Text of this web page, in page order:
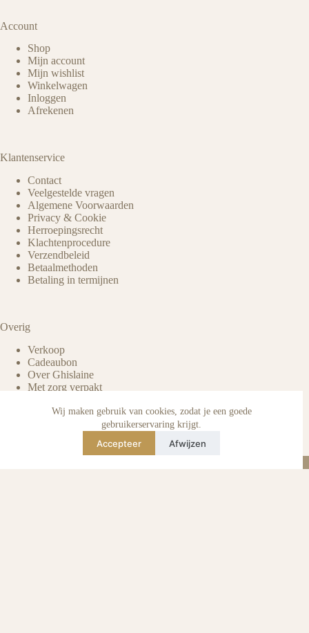
Wij maken gebruik van cookies, zodat je een goede
gebruikerservaring krijgt.
Accepteer Afwijzen
Account
Shop
Mijn account
Mijn wishlist
Winkelwagen
Inloggen
Afrekenen
Klantenservice
Contact
Veelgestelde vragen
Algemene Voorwaarden
Privacy & Cookie
Herroepingsrecht
Klachtenprocedure
Verzendbeleid
Betaalmethoden
Betaling in termijnen
Overig
Verkoop
Cadeaubon
Over Ghislaine
Met zorg verpakt
Verzorging & onderhoud
Echtheid van reviews